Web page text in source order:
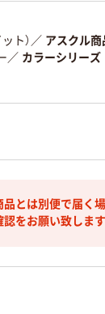
ている
。詳しくはページ
ト） ／ アスクル
／ カラーシリーズ
とは別便で届く
をお願い致します